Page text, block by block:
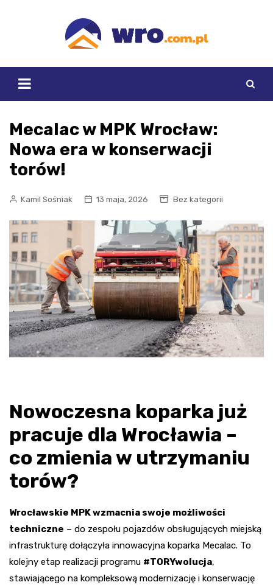
Mecalac w MPK Wrocław:
Nowa era w konserwacji
torów!
Kamil Sośniak 13 maja, 2026 Bez kategorii
Nowoczesna koparka już
pracuje dla Wrocławia –
co zmienia w utrzymaniu
torów?
Wrocławskie MPK wzmacnia swoje możliwości
techniczne – do zespołu pojazdów obsługujących miejską
infrastrukturę dołączyła innowacyjna koparka Mecalac. To
kolejny etap realizacji programu #TORYwolucja,
stawiającego na kompleksową modernizację i konserwację